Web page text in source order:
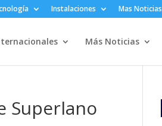
Instalaciones Mas Noticias
Más Noticias
Superlano